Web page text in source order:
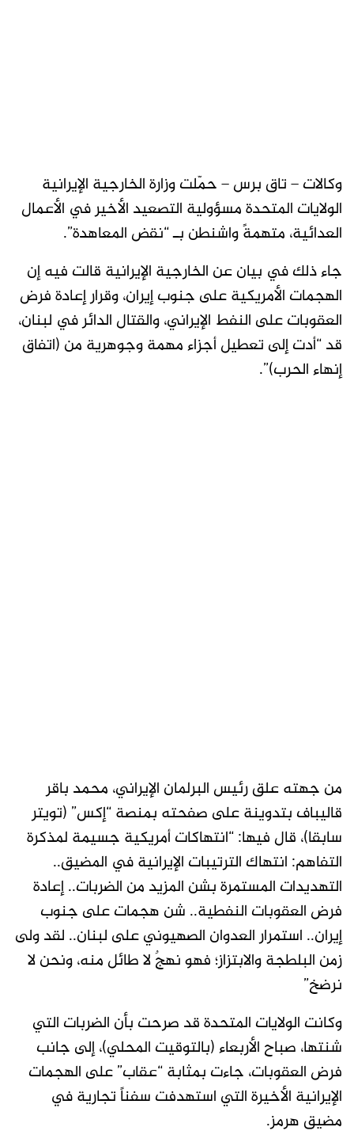
وكالات – تاق برس – حمّلت وزارة الخارجية الإيرانية
الولايات المتحدة مسؤولية التصعيد الأخير في الأعمال
العدائية، متهمةً واشنطن بـ “نقض المعاهدة”.
جاء ذلك في بيان عن الخارجية الإيرانية قالت فيه إن
الهجمات الأمريكية على جنوب إيران، وقرار إعادة فرض
العقوبات على النفط الإيراني، والقتال الدائر في لبنان،
قد “أدت إلى تعطيل أجزاء مهمة وجوهرية من (اتفاق
إنهاء الحرب)”.
من جهته علق رئيس البرلمان الإيراني، محمد باقر
قاليباف بتدوينة على صفحته بمنصة “إكس” (تويتر
سابقا)، قال فيها: “انتهاكات أمريكية جسيمة لمذكرة
التفاهم: انتهاك الترتيبات الإيرانية في المضيق..
التهديدات المستمرة بشن المزيد من الضربات.. إعادة
فرض العقوبات النفطية.. شن هجمات على جنوب
إيران.. استمرار العدوان الصهيوني على لبنان.. لقد ولى
زمن البلطجة والابتزاز؛ فهو نهجٌ لا طائل منه، ونحن لا
نرضخ”
وكانت الولايات المتحدة قد صرحت بأن الضربات التي
شنتها، صباح الأربعاء (بالتوقيت المحلي)، إلى جانب
فرض العقوبات، جاءت بمثابة “عقاب” على الهجمات
الإيرانية الأخيرة التي استهدفت سفناً تجارية في
مضيق هرمز.